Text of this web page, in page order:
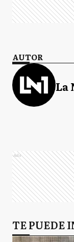
AUTOR
La
Ads
TE PUEDE